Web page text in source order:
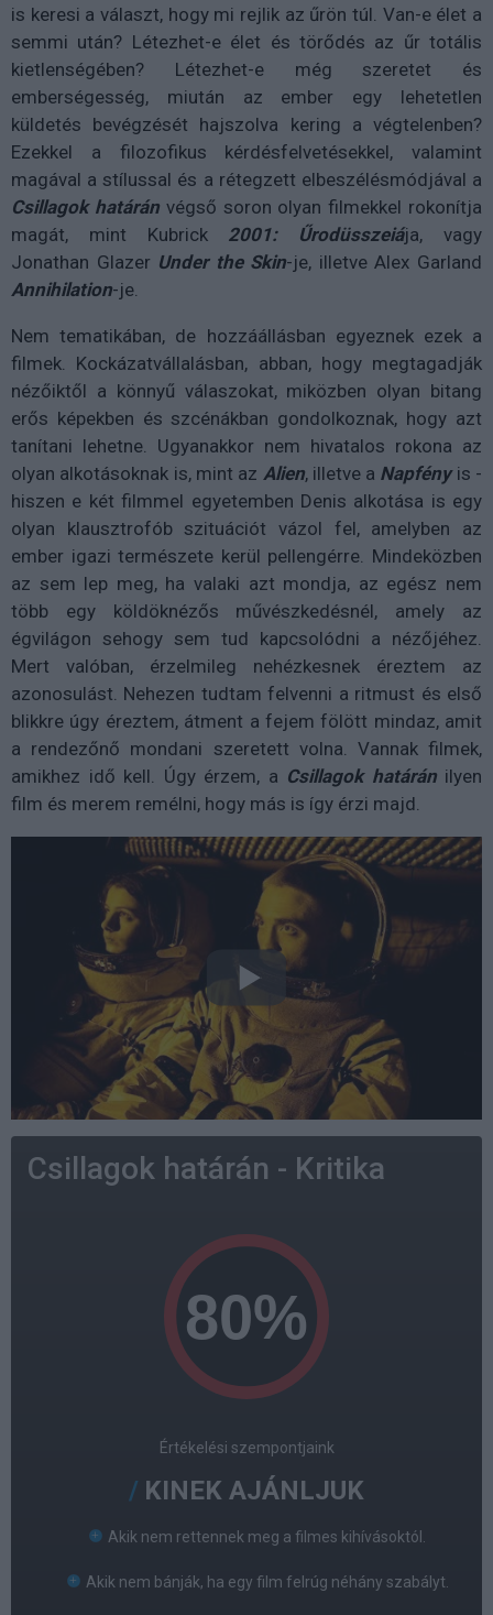
is keresi a választ, hogy mi rejlik az űrön túl. Van-e élet a
semmi után? Létezhet-e élet és törődés az űr totális
kietlenségében? Létezhet-e még szeretet és
emberségesség, miután az ember egy lehetetlen
küldetés bevégzését hajszolva kering a végtelenben?
Ezekkel a filozofikus kérdésfelvetésekkel, valamint
magával a stílussal és a rétegzett elbeszélésmódjával a
Csillagok határánvégső soron olyan filmekkel rokonítja
magát, mint Kubrick 2001: Űrodüsszeiája, vagy
Jonathan Glazer Under the Skin-je, illetve Alex Garland
Annihilation-je.
Nem tematikában, de hozzáállásban egyeznek ezek a
filmek. Kockázatvállalásban, abban, hogy megtagadják
nézőiktől a könnyű válaszokat, miközben olyan bitang
erős képekben és szcénákban gondolkoznak, hogy azt
tanítani lehetne. Ugyanakkor nem hivatalos rokona az
olyan alkotásoknak is, mint az Alien, illetve a Napfény is -
hiszen e két filmmel egyetemben Denis alkotása is egy
olyan klausztrofób szituációt vázol fel, amelyben az
ember igazi természete kerül pellengérre. Mindeközben
az sem lep meg, ha valaki azt mondja, az egész nem
több egy köldöknézős művészkedésnél, amely az
égvilágon sehogy sem tud kapcsolódni a nézőjéhez.
Mert valóban, érzelmileg nehézkesnek éreztem az
azonosulást. Nehezen tudtam felvenni a ritmust és első
blikkre úgy éreztem, átment a fejem fölött mindaz, amit
a rendezőnő mondani szeretett volna. Vannak filmek,
amikhez idő kell. Úgy érzem, a Csillagok határánilyen
film és merem remélni, hogy más is így érzi majd.
Csillagok határán - Kritika
Értékelési szempontjaink
KINEK AJÁNLJUK
Akik nem rettennek meg a filmes kihívásoktól.
Akik nem bánják, ha egy film felrúg néhány szabályt.